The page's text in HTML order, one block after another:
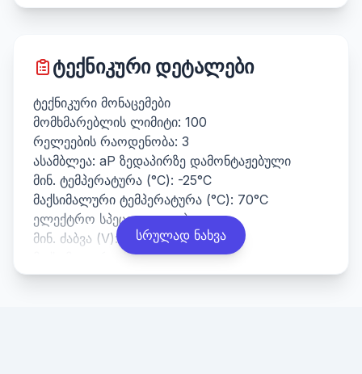
ტექნიკური დეტალები
ტექნიკური მონაცემები
მომხმარებლის ლიმიტი: 100
რელეების რაოდენობა: 3
ასამბლეა: aP ზედაპირზე დამონტაჟებული
მინ. ტემპერატურა (°C): -25°C
მაქსიმალური ტემპერატურა (°C): 70°C
ელექტრო სპეციფიკაციები
მინ. ძაბვა (V): 12
მაქსიმალური ძაბვა (V): 24/48
ძაბვა AC/DC: AC/DC
სრულად ნახვა